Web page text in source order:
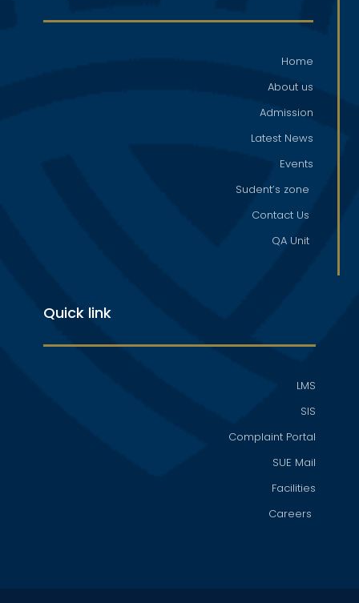
Home
About us
Admission
Latest News
Events
Sudent’s zone
Contact Us
QA Unit
Quick link
LMS
SIS
Complaint Portal
SUE Mail
Facilities
Careers